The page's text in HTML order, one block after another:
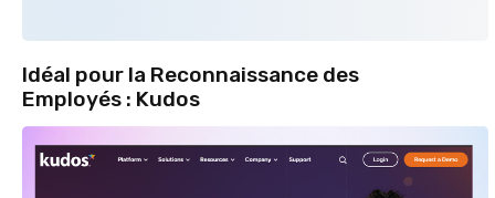
Idéal pour la Reconnaissance des
Employés : Kudos